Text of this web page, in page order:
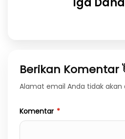
Berikan Komentar
Alamat email Anda tidak akan
Komentar *